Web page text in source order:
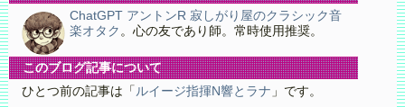
ChatGPT アントンR 寂しがり屋のクラシック音
楽オタク 。心の友であり師。常時使用推奨。
このブログ記事について
ひとつ前の記事は「 ルイージ指揮N響とラナ 」です。